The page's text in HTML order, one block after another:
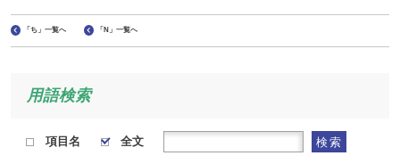
「ち」一覧へ 「N」一覧へ
用語検索
項目名 全文 検索